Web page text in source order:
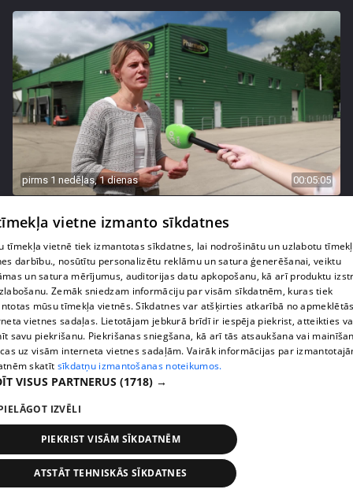
pirms 1 nedēļas, 1 dienas 00:05:05
cenu?
409. epizode
pirms 1 nedēļas, 1 dienas
Ogas un sēnes šogad dārgākas, bet uzpirkšanas
punktos to krietni mazāk
vietne izmanto sīkdatnes
tīmekļa vietnē tiek izmantotas sīkdatnes, lai nodrošinātu un uzlabotu
darbību., nosūtītu personalizētu reklāmu un satura ģenerēšanai, veiktu
un satura mērījumus, auditorijas datu apkopošanu, kā arī produktu
Zemāk sniedzam informāciju par visām sīkdatnēm, kuras tiek
mūsu tīmekļa vietnēs. Sīkdatnes var atšķirties atkarībā no
vietnes sadaļas. Lietotājam jebkurā brīdī ir iespēja piekrist, atteikties
savu piekrišanu. Piekrišanas sniegšana, kā arī tās atsaukšana vai
uz visām interneta vietnes sadaļām. Vairāk informācijas par
skatīt sīkdatņu izmantošanas noteikumos.
VISUS PARTNERUS (1718) →
IZVĒLI
PIEKRIST VISĀM SĪKDATNĒM
ATSTĀT TEHNISKĀS SĪKDATNES